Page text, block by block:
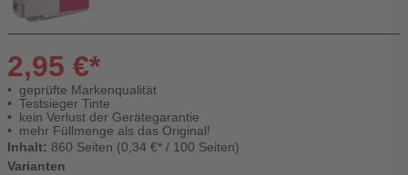
2,95 €*
geprüfte Markenqualität
Testsieger Tinte
kein Verlust der Gerätegarantie
mehr Füllmenge als das Original!
Inhalt: 860 Seiten (0,34 €* / 100 Seiten)
Varianten